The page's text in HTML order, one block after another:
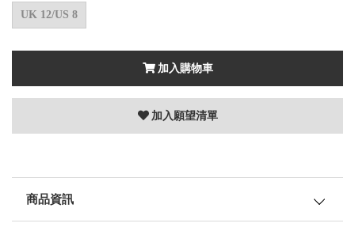
UK 12/US 8
加入購物車
加入願望清單
商品資訊